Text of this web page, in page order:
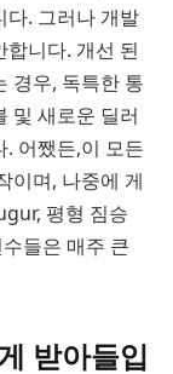
. 그러나 개발
니다. 개선 된
경우, 독특한 통
및 새로운 딜러
어쨌든,이 모든
이며, 나중에 게
평형 짐승
들은 매주 큰
받아들입